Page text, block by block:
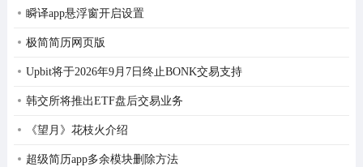
瞬译app悬浮窗开启设置
极简简历网页版
Upbit将于2026年9月7日终止BONK交易支持
韩交所将推出ETF盘后交易业务
《望月》花枝火介绍
超级简历app多余模块删除方法